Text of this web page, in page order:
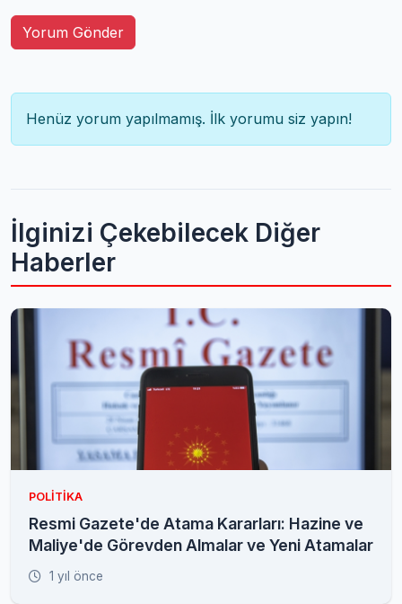
Yorum Gönder
Henüz yorum yapılmamış. İlk yorumu siz yapın!
İlginizi Çekebilecek Diğer
Haberler
POLITIKA
Resmi Gazete'de Atama Kararları: Hazine ve
Maliye'de Görevden Almalar ve Yeni Atamalar
1 yıl önce